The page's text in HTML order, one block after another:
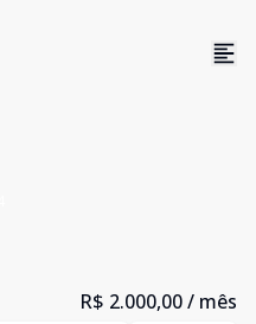
R$ 2.000,00/ mês